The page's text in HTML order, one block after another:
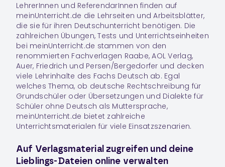
LehrerInnen und ReferendarInnen finden auf
meinUnterricht.de die Lehrseiten und Arbeitsblätter,
die sie für ihren Deutschunterricht benötigen. Die
zahlreichen Übungen, Tests und Unterrichtseinheiten
bei meinUnterricht.de stammen von den
renommierten Fachverlagen Raabe, AOL Verlag,
Auer, Friedrich und Persen/Bergedorfer und decken
viele Lehrinhalte des Fachs Deutsch ab. Egal
welches Thema, ob deutsche Rechtschreibung für
Grundschüler oder Übersetzungen und Dialekte für
Schüler ohne Deutsch als Muttersprache,
meinUnterricht.de bietet zahlreiche
Unterrichtsmaterialen für viele Einsatzszenarien.
Auf Verlagsmaterial zugreifen und deine
Lieblings-Dateien online verwalten